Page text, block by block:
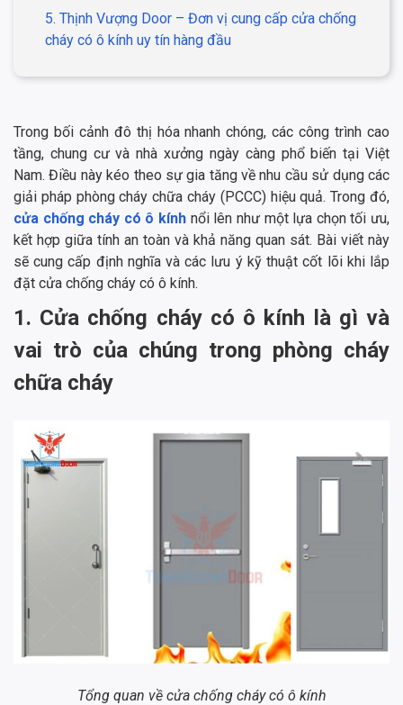
5. Thịnh Vượng Door – Đơn vị cung cấp cửa chống
cháy có ô kính uy tín hàng đầu
Trong bối cảnh đô thị hóa nhanh chóng, các công trình cao
tầng, chung cư và nhà xưởng ngày càng phổ biến tại Việt
Nam. Điều này kéo theo sự gia tăng về nhu cầu sử dụng các
giải pháp phòng cháy chữa cháy (PCCC) hiệu quả. Trong đó,
cửa chống cháy có ô kính nổi lên như một lựa chọn tối ưu,
kết hợp giữa tính an toàn và khả năng quan sát. Bài viết này
sẽ cung cấp định nghĩa và các lưu ý kỹ thuật cốt lõi khi lắp
đặt cửa chống cháy có ô kính.
1. Cửa chống cháy có ô kính là gì và
vai trò của chúng trong phòng cháy
chữa cháy
Tổng quan về cửa chống cháy có ô kính